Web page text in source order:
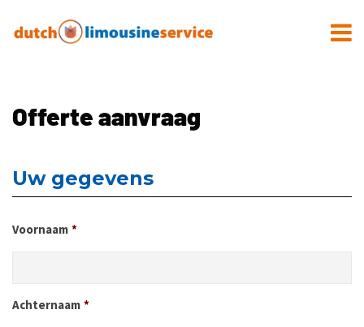
Offerte aanvraag
Uw gegevens
Voornaam *
Achternaam *